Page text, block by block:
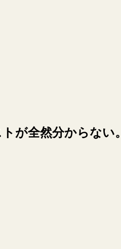
が全然分からない。